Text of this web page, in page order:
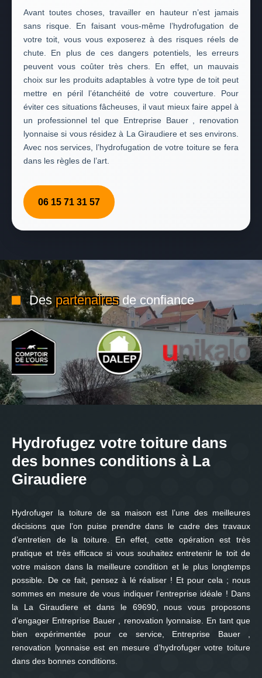
Avant toutes choses, travailler en hauteur n’est jamais
sans risque. En faisant vous-même l’hydrofugation de
votre toit, vous vous exposerez à des risques réels de
chute. En plus de ces dangers potentiels, les erreurs
peuvent vous coûter très chers. En effet, un mauvais
choix sur les produits adaptables à votre type de toit peut
mettre en péril l’étanchéité de votre couverture. Pour
éviter ces situations fâcheuses, il vaut mieux faire appel à
un professionnel tel que Entreprise Bauer , renovation
lyonnaise si vous résidez à La Giraudiere et ses environs.
Avec nos services, l’hydrofugation de votre toiture se fera
dans les règles de l’art.
06 15 71 31 57
Despartenairesde confiance
Hydrofugez votre toiture dans
des bonnes conditions à La
Giraudiere
Hydrofuger la toiture de sa maison est l’une des meilleures
décisions que l’on puise prendre dans le cadre des travaux
d’entretien de la toiture. En effet, cette opération est très
pratique et très efficace si vous souhaitez entretenir le toit de
votre maison dans la meilleure condition et le plus longtemps
possible. De ce fait, pensez à lé réaliser ! Et pour cela ; nous
sommes en mesure de vous indiquer l’entreprise idéale ! Dans
la La Giraudiere et dans le 69690, nous vous proposons
d’engager Entreprise Bauer , renovation lyonnaise. En tant que
bien expérimentée pour ce service, Entreprise Bauer ,
renovation lyonnaise est en mesure d’hydrofuger votre toiture
dans des bonnes conditions.